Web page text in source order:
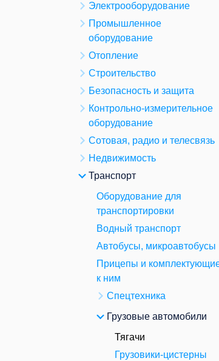
Электрооборудование
Промышленное
оборудование
Отопление
Строительство
Безопасность и защита
Контрольно-измерительное
оборудование
Сотовая, радио и телесвязь
Недвижимость
Транспорт
Оборудование для
транспортировки
Водный транспорт
Автобусы, микроавтобусы
Прицепы и
к ним
Спецтехника
Грузовые автомобили
Тягачи
Грузовики-цистерны